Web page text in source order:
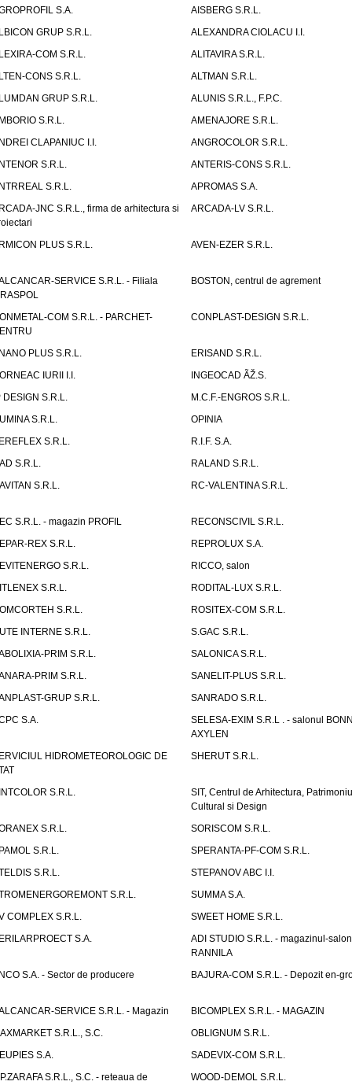
S.A.
AISBERG S.R.L.
GRUP S.R.L.
ALEXANDRA CIOLACU I.I.
COM S.R.L.
ALITAVIRA S.R.L.
CONS S.R.L.
ALTMAN S.R.L.
GRUP S.R.L.
ALUNIS S.R.L., F.P.C.
S.R.L.
AMENAJORE S.R.L.
CLAPANIUC I.I.
ANGROCOLOR S.R.L.
S.R.L.
ANTERIS-CONS S.R.L.
S.R.L.
APROMAS S.A.
JNC S.R.L., firma de arhitectura si
ARCADA-LV S.R.L.
PLUS S.R.L. AVEN-EZER S.R.L.
SERVICE S.R.L. - Filiala
BOSTON, centrul de agrement
COM S.R.L. - PARCHET-
CONPLAST-DESIGN S.R.L.
PLUS S.R.L.
ERISAND S.R.L.
IURII I.I.
INGEOCAD ÃŽ.S.
DESIGN S.R.L.
M.C.F.-ENGROS S.R.L.
S.R.L.
OPINIA
S.R.L.
R.I.F. S.A.
S.R.L.
RALAND S.R.L.
S.R.L.
RC-VALENTINA S.R.L.
S.R.L. - magazin PROFIL
RECONSCIVIL S.R.L.
REX S.R.L.
REPROLUX S.A.
S.R.L.
RICCO, salon
S.R.L.
RODITAL-LUX S.R.L.
S.R.L.
ROSITEX-COM S.R.L.
INTERNE S.R.L.
S.GAC S.R.L.
PRIM S.R.L.
SALONICA S.R.L.
PRIM S.R.L.
SANELIT-PLUS S.R.L.
GRUP S.R.L.
SANRADO S.R.L.
S.A.
SELESA-EXIM S.R.L . - salonul
AXYLEN
HIDROMETEOROLOGIC DE
SHERUT S.R.L.
S.R.L.
SIT, Centrul de Arhitectura,
Cultural si Design
S.R.L.
SORISCOM S.R.L.
S.R.L.
SPERANTA-PF-COM S.R.L.
S.R.L.
STEPANOV ABC I.I.
S.R.L.
SUMMA S.A.
COMPLEX S.R.L.
SWEET HOME S.R.L.
S.A.
ADI STUDIO S.R.L. - magazinul-salon
RANNILA
S.A. - Sector de producere
BAJURA-COM S.R.L. - Depozit en-
SERVICE S.R.L. - Magazin
BICOMPLEX S.R.L. - MAGAZIN
S.R.L., S.C.
OBLIGNUM S.R.L.
S.A.
SADEVIX-COM S.R.L.
S.R.L., S.C. - reteaua de
WOOD-DEMOL S.R.L.